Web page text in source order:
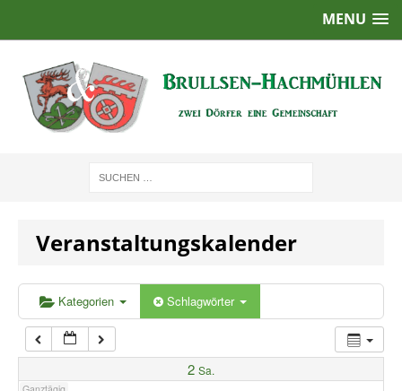
MENU
Veranstaltungskalender
Kategorien Schlagwörter
2 Sa.
2:00
5:00
6:00
7:00